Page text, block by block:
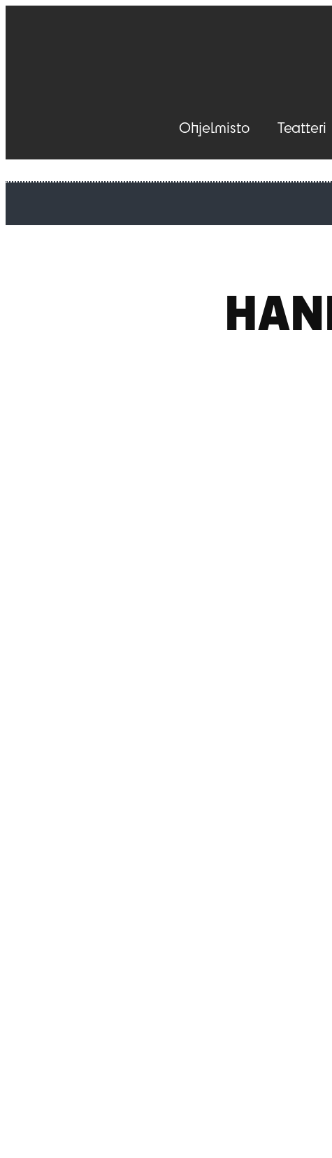
Ohjelmisto Teatteri